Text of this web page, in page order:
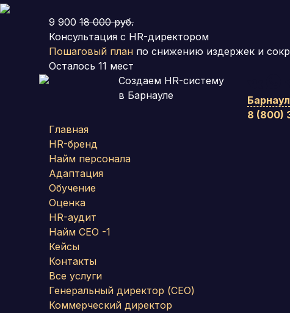
9 900 18 000 руб.
Консультация с HR-директором
Пошаговый план по снижению издержек и
Осталось 11 мест
Создаем HR-систему
в Барнауле
Барнаул
8 (800)
Главная
HR-бренд
Найм персонала
Адаптация
Обучение
Оценка
HR-аудит
Найм СЕО -1
Кейсы
Контакты
Все услуги
Генеральный директор (CEO)
Коммерческий директор